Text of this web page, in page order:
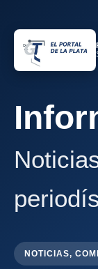
NOTICIAS,